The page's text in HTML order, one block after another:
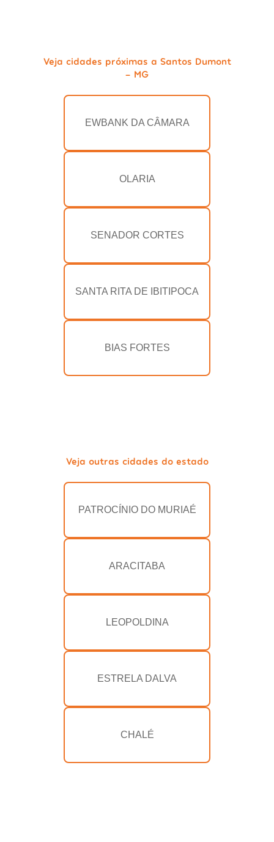
Veja cidades próximas a Santos Dumont
- MG
EWBANK DA CÂMARA
OLARIA
SENADOR CORTES
SANTA RITA DE IBITIPOCA
BIAS FORTES
Veja outras cidades do estado
PATROCÍNIO DO MURIAÉ
ARACITABA
LEOPOLDINA
ESTRELA DALVA
CHALÉ